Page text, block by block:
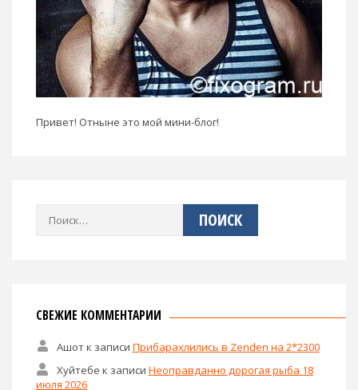
Привет! Отныне это мой мини-блог!
Найти:
СВЕЖИЕ КОММЕНТАРИИ
Ашотк записи Прибарахлились в Zenden на 2*2300
Хуйтебе к записи Неоправданно дорогая рыба 18
июля 2026